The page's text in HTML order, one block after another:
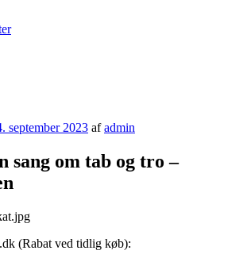
september 2023 afadmin
sang om tab og tro –
(Rabat ved tidlig køb):